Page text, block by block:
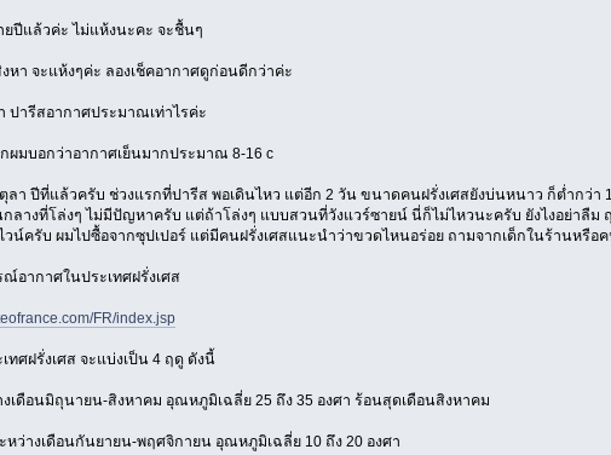
ปีแล้วค่ะ ไม่แห้งนะคะ จะชื้นๆ
หา จะแห้งๆค่ะ ลองเช็คอากาศดูก่อนดีกว่าค่ะ
ปารีสอากาศประมาณเท่าไรค่ะ
ผมบอกว่าอากาศเย็นมากประมาณ 8-16 c
ลา ปีที่แล้วครับ ช่วงแรกที่ปารีส พอเดินไหว แต่อีก 2 วัน ขนาดคนฝรั่งเศสยังบ่นหนาว ก็ต่ำกว่า
กลางที่โล่งๆ ไม่มีปัญหาครับ แต่ถ้าโล่งๆ แบบสวนที่วังแวร์ซายน์ นี่ก็ไม่ไหวนะครับ ยังไงอย่าลืม
น์ครับ ผมไปซื้อจากซุปเปอร์ แต่มีคนฝรั่งเศสแนะนำว่าขวดไหนอร่อย ถามจากเด็กในร้านหรือ
ณ์อากาศในประเทศฝรั่งเศส
FR/index.jsp
ทศฝรั่งเศส จะแบ่งเป็น 4 ฤดู ดังนี้
เดือนมิถุนายน-สิงหาคม อุณหภูมิเฉลี่ย 25 ถึง 35 องศา ร้อนสุดเดือนสิงหาคม
หว่างเดือนกันยายน-พฤศจิกายน อุณหภูมิเฉลี่ย 10 ถึง 20 องศา